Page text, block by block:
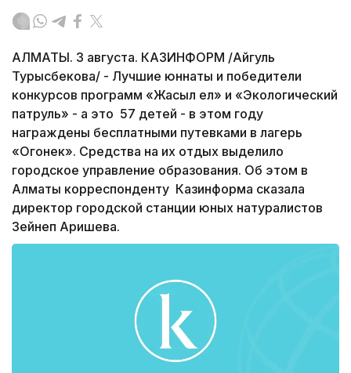
АЛМАТЫ. 3 августа. КАЗИНФОРМ /Айгуль
Турысбекова/ - Лучшие юннаты и победители
конкурсов программ «Жасыл ел» и «Экологический
патруль» - а это 57 детей - в этом году
награждены бесплатными путевками в лагерь
«Огонек». Средства на их отдых выделило
городское управление образования. Об этом в
Алматы корреспонденту Казинформа сказала
директор городской станции юных натуралистов
Зейнеп Аришева.